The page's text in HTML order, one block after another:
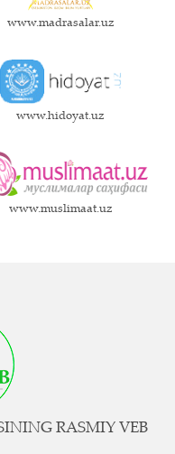
www.madrasalar.uz
www.hidoyat.uz
www.muslimaat.uz
RASMIY VEB